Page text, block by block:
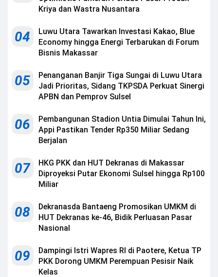
Kriya dan Wastra Nusantara
04
Luwu Utara Tawarkan Investasi Kakao, Blue
Economy hingga Energi Terbarukan di Forum
Bisnis Makassar
05
Penanganan Banjir Tiga Sungai di Luwu Utara
Jadi Prioritas, Sidang TKPSDA Perkuat Sinergi
APBN dan Pemprov Sulsel
06
Pembangunan Stadion Untia Dimulai Tahun Ini,
Appi Pastikan Tender Rp350 Miliar Sedang
Berjalan
07
HKG PKK dan HUT Dekranas di Makassar
Diproyeksi Putar Ekonomi Sulsel hingga Rp100
Miliar
08
Dekranasda Bantaeng Promosikan UMKM di
HUT Dekranas ke-46, Bidik Perluasan Pasar
Nasional
09
Dampingi Istri Wapres RI di Paotere, Ketua TP
PKK Dorong UMKM Perempuan Pesisir Naik
Kelas